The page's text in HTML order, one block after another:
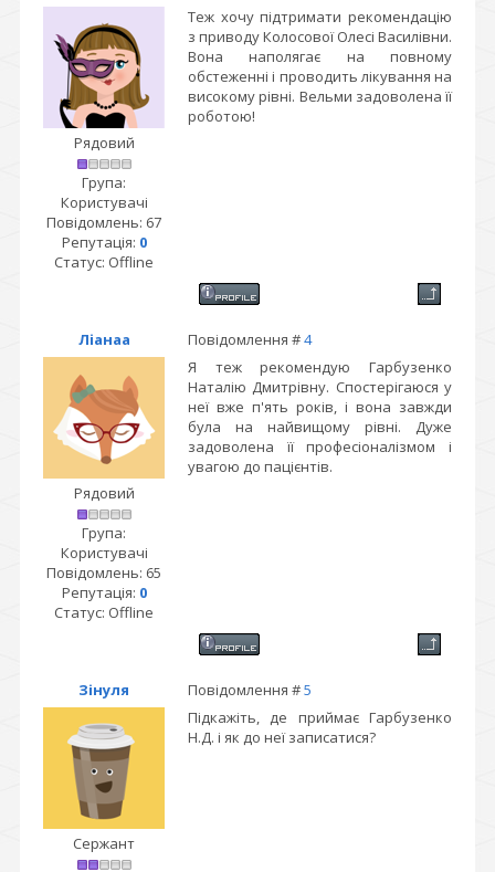
Рядовий
Група:
Користувачі
Повідомлень: 67
Репутація: 0
Статус: Offline
Теж хочу підтримати рекомендацію
з приводу Колосової Олесі Василівни.
Вона наполягає на повному
обстеженні і проводить лікування на
високому рівні. Вельми задоволена її
роботою!
Ліанаа Повідомлення #4
Рядовий
Група:
Користувачі
Повідомлень: 65
Репутація: 0
Статус: Offline
Я теж рекомендую Гарбузенко
Наталію Дмитрівну. Спостерігаюся у
неї вже п'ять років, і вона завжди
була на найвищому рівні. Дуже
задоволена її професіоналізмом і
увагою до пацієнтів.
Зінуля Повідомлення #5
Сержант
Підкажіть, де приймає Гарбузенко
Н.Д. і як до неї записатися?